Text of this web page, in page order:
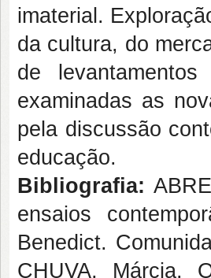
imaterial.
da cultura, do
de
examinadas as
pela discussão
educação.
Bibliografia:
ensaios
Benedict.
CHUVA, Márcia.